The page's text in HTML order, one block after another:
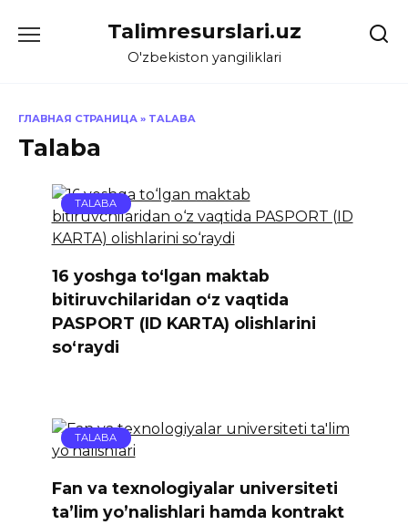
Talimresurslari.uz
O'zbekiston yangiliklari
ГЛАВНАЯ СТРАНИЦА » TALABA
Talaba
TALABA
16 yoshga to‘lgan maktab
bitiruvchilaridan o‘z vaqtida
PASPORT (ID KARTA) olishlarini
so‘raydi
TALABA
Fan va texnologiyalar universiteti
ta’lim yo’nalishlari hamda kontrakt